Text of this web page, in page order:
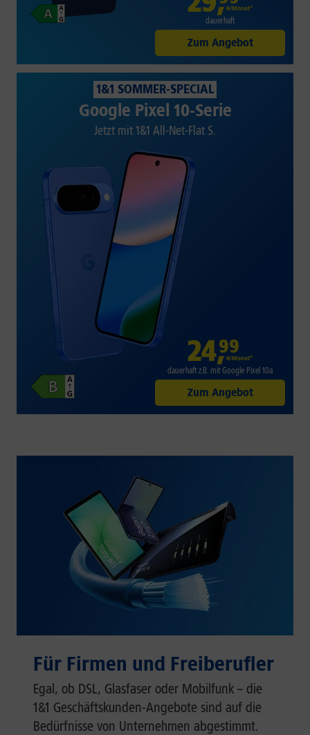
€/Monat*
dauerhaft
Zum Angebot
1&1 SOMMER-SPECIAL
Google Pixel 10-Serie
Jetzt mit 1&1 All-Net-Flat S.
24,99
€/Monat*
dauerhaft z.B. mit Google Pixel 10a
Zum Angebot
Für Firmen und Freiberufler
Egal, ob DSL, Glasfaser oder Mobilfunk – die
1&1 Geschäftskunden-Angebote sind auf die
Bedürfnisse von Unternehmen abgestimmt.